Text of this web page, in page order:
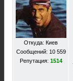
Откуда: Киев
Сообщений: 10 559
Репутация: 1514